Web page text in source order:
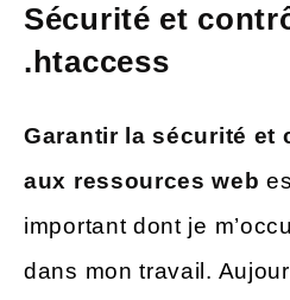
Sécurité et
.htaccess
Garantir la sécurité et
aux ressources web
important dont je
dans mon travail.